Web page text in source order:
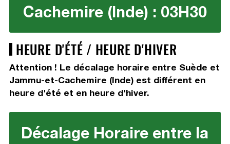
Cachemire (Inde) : 03H30
HEURE D'ÉTÉ / HEURE D'HIVER
Attention ! Le décalage horaire entre Suède et
Jammu-et-Cachemire (Inde) est différent en
heure d'été et en heure d'hiver.
Décalage Horaire entre la